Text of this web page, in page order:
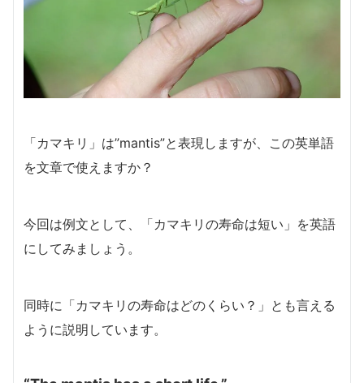
「カマキリ」は”mantis”と表現しますが、この英単語
を文章で使えますか？
今回は例文として、「カマキリの寿命は短い」を英語
にしてみましょう。
同時に「カマキリの寿命はどのくらい？」とも言える
ように説明しています。